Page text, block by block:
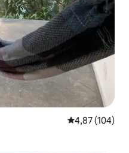
Средна
4,87 (104)